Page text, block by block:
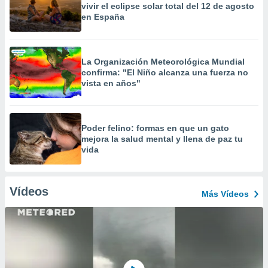
vivir el eclipse solar total del 12 de agosto
en España
La Organización Meteorológica Mundial
confirma: "El Niño alcanza una fuerza no
vista en años"
Poder felino: formas en que un gato
mejora la salud mental y llena de paz tu
vida
Vídeos Más Vídeos